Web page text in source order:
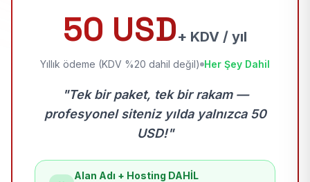
50 USD+ KDV / yıl
Yıllık ödeme (KDV %20 dahil değil) Her Şey Dahil
"Tek bir paket, tek bir rakam —
profesyonel siteniz yılda yalnızca 50
USD!"
Alan Adı + Hosting DAHİL